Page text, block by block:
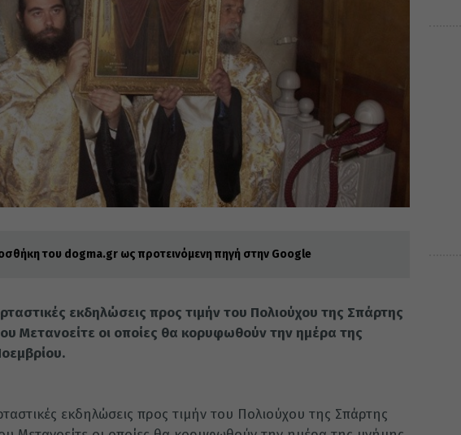
του dogma.gr ως προτεινόμενη πηγή στην Google
εκδηλώσεις προς τιμήν του Πολιούχου της Σπάρτης
Μετανοείτε οι οποίες θα κορυφωθούν την ημέρα της
εκδηλώσεις προς τιμήν του Πολιούχου της Σπάρτης